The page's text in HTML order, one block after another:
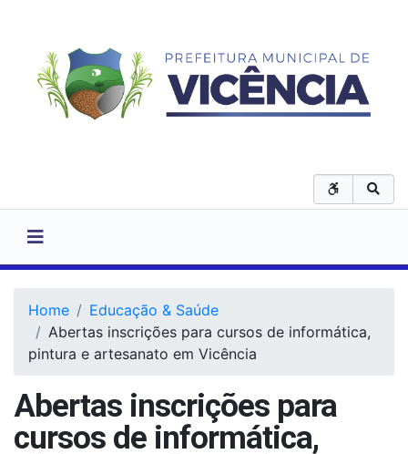
Home
Educação & Saúde
Abertas inscrições para cursos de informática,
pintura e artesanato em Vicência
Abertas inscrições para
cursos de informática,